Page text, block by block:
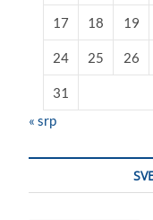
17 18 19
24 25 26
31
« srp